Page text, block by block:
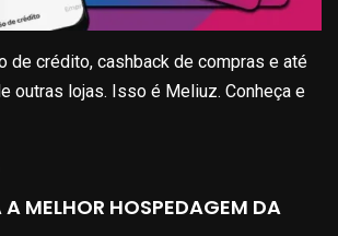
de crédito, cashback de compras e até
outras lojas. Isso é Meliuz. Conheça e
MELHOR HOSPEDAGEM DA